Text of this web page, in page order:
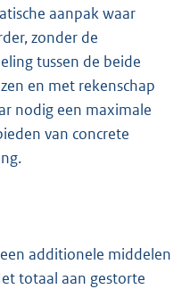
aanpak waar
zonder de
tussen de beide
en met rekenschap
nodig een maximale
van concrete
additionele middelen
totaal aan gestorte